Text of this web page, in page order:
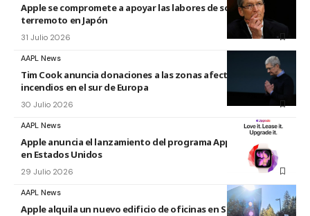
Apple se compromete a apoyar las labores de socorro tras el
terremoto en Japón
31 Julio 2026
AAPL News
Tim Cook anuncia donaciones a las zonas afectadas por los
incendios en el sur de Europa
30 Julio 2026
AAPL News
Apple anuncia el lanzamiento del programa Apple Upgrade
en Estados Unidos
29 Julio 2026
AAPL News
Apple alquila un nuevo edificio de oficinas en Sunnyvale